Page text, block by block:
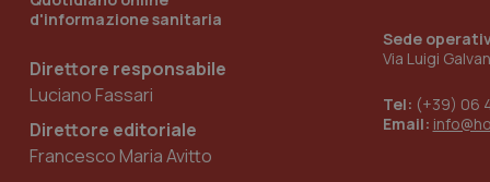
d'informazione sanitaria
Direttore responsabile
Luciano Fassari
Direttore editoriale
Francesco Maria Avitto
Sede
Via Luigi
Tel: (+39) 06
Email:
__Secure-YNID
YSC